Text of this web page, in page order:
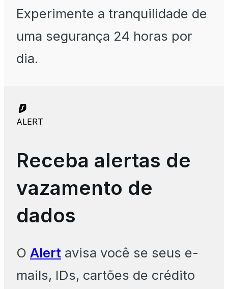
Experimente a tranquilidade de
uma segurança 24 horas por
dia.
ALERT
Receba alertas de
vazamento de
dados
O Alertavisa você se seus e-
mails, IDs, cartões de crédito